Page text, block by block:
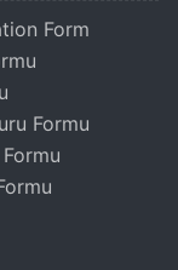
Form
Formu